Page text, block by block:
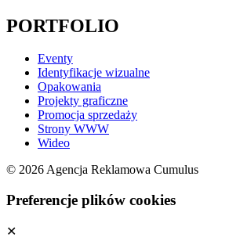
PORTFOLIO
Eventy
Identyfikacje wizualne
Opakowania
Projekty graficzne
Promocja sprzedaży
Strony WWW
Wideo
© 2026 Agencja Reklamowa Cumulus
Preferencje plików cookies
✕